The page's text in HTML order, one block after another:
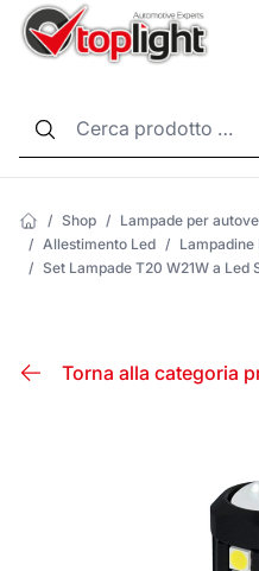
/ Shop / Lampade per
/ Allestimento Led /
/ Set Lampade T20 W21W a Led
Torna alla categoria